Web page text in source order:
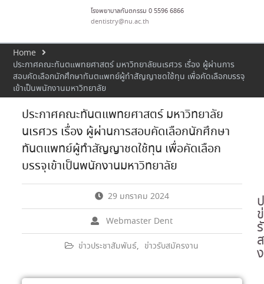
2569 ณ คณะทันแพทยศาสตร์
โรงพยาบาลทันตกรรม 0 5596 6866
dentistry@nu.ac.th
Home
ประกาศคณะทันตแพทยศาสตร์ มหาวิทยาลัยนเรศวร เรื่อง ผู้ผ่านการ
สอบคัดเลือกนักศึกษาทันตแพทย์ผู้ทำสัญญาชดใช้ทุน เพื่อคัดเลือกบรรจุ
เข้าเป็นพนักงานมหาวิทยาลัย
ประกาศคณะทันตแพทยศาสตร์ มหาวิทยาลัย
นเรศวร เรื่อง ผู้ผ่านการสอบคัดเลือกนักศึกษา
ทันตแพทย์ผู้ทำสัญญาชดใช้ทุน เพื่อคัดเลือก
บรรจุเข้าเป็นพนักงานมหาวิทยาลัย
29 มกราคม 2024
Webmaster Dent
ข่าวประชาสัมพันธ์, ข่าวรับสมัครงาน